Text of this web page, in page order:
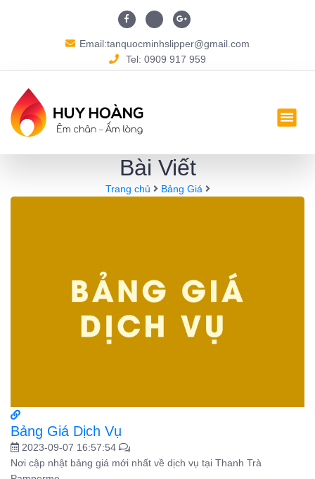
Email:tanquocminhslipper@gmail.com
Tel: 0909 917 959
Bài Viết
Trang chủ Bảng Giá
Bảng Giá Dịch Vụ
2023-09-07 16:57:54
Nơi cập nhật bảng giá mới nhất về dịch vụ tại Thanh Trà